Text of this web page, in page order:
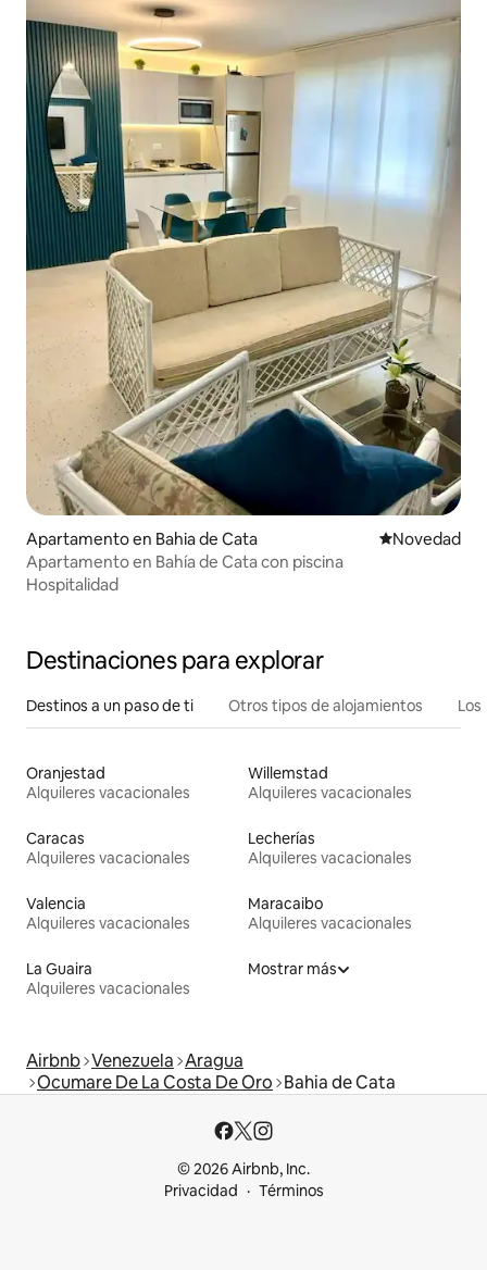
Apartamento en Bahia de Cata Lugar para
Novedad
Apartamento en Bahía de Cata con piscina
Hospitalidad
Destinaciones para explorar
Destinos a un paso de ti Otros tipos de alojamientos
Oranjestad
Alquileres vacacionales
Willemstad
Alquileres vacacionales
Caracas
Alquileres vacacionales
Lecherías
Alquileres vacacionales
Valencia
Alquileres vacacionales
Maracaibo
Alquileres vacacionales
La Guaira
Alquileres vacacionales
Mostrar más
Airbnb Venezuela Aragua
Ocumare De La Costa De Oro Bahia de Cata
© 2026 Airbnb, Inc.
Privacidad
Términos